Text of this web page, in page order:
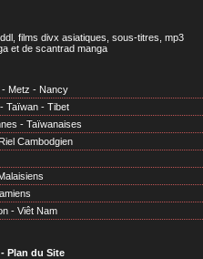
films divx asiatiques, sous-titres, mp3
et de scantrad manga
- Metz - Nancy
- Taïwan - Tibet
- Taïwanaises
Riel Cambodgien
- Viêt Nam
Plan du Site